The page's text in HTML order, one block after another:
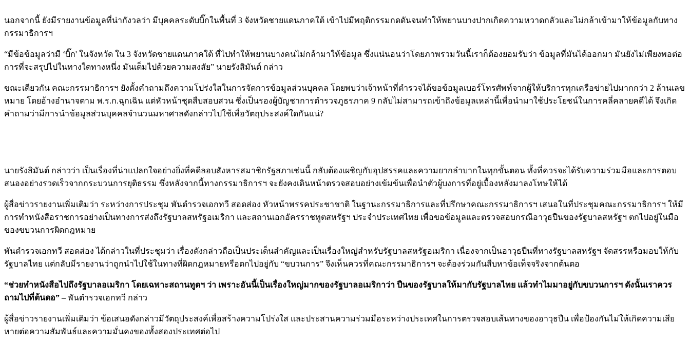
นอกจากนี้ ยังมีรายงานข้อมูลที่น่ากังวลว่า มีบุคคลระดับบิ๊กในพื้นที่ 3 จังหวัดชายแดนภาคใต้ เข้าไปมีพฤติกรรมกดดันจนทำให้พยานบางปากเกิดความหวาดกลัวและไม่กล้าเข้ามาให้ข้อมูลกับทาง
กรรมาธิการฯ
“มีข้อข้อมูลว่ามี ‘บิ๊ก' ในจังหวัด ใน 3 จังหวัดชายแดนภาคใต้ ที่ไปทำให้พยานบางคนไม่กล้ามาให้ข้อมูล ซึ่งแน่นอนว่าโดยภาพรวมวันนี้เราก็ต้องยอมรับว่า ข้อมูลที่มันได้ออกมา มันยังไม่เพียงพอต่อ
การที่จะสรุปไปในทางใดทางหนึ่ง มันเต็มไปด้วยความสงสัย” นายรังสิมันต์ กล่าว
ขณะเดียวกัน คณะกรรมาธิการฯ ยังตั้งคำถามถึงความโปร่งใสในการจัดการข้อมูลส่วนบุคคล โดยพบว่าเจ้าหน้าที่ตำรวจได้ขอข้อมูลเบอร์โทรศัพท์จากผู้ให้บริการทุกเครือข่ายไปมากกว่า 2 ล้านเลข
หมาย โดยอ้างอำนาจตาม พ.ร.ก.ฉุกเฉิน แต่หัวหน้าชุดสืบสอบสวน ซึ่งเป็นรองผู้บัญชาการตำรวจภูธรภาค 9 กลับไม่สามารถเข้าถึงข้อมูลเหล่านี้เพื่อนำมาใช้ประโยชน์ในการคลี่คลายคดีได้ จึงเกิด
คำถามว่ามีการนำข้อมูลส่วนบุคคลจำนวนมหาศาลดังกล่าวไปใช้เพื่อวัตถุประสงค์ใดกันแน่?
นายรังสิมันต์ กล่าวว่า เป็นเรื่องที่น่าแปลกใจอย่างยิ่งที่คดีลอบสังหารสมาชิกรัฐสภาเช่นนี้ กลับต้องเผชิญกับอุปสรรคและความยากลำบากในทุกขั้นตอน ทั้งที่ควรจะได้รับความร่วมมือและการตอบ
สนองอย่างรวดเร็วจากกระบวนการยุติธรรม ซึ่งหลังจากนี้ทางกรรมาธิการฯ จะยังคงเดินหน้าตรวจสอบอย่างเข้มข้นเพื่อนำตัวผู้บงการที่อยู่เบื้องหลังมาลงโทษให้ได้
ผู้สื่อข่าวรายงานเพิ่มเติมว่า ระหว่างการประชุม พันตำรวจเอกทวี สอดส่อง หัวหน้าพรรคประชาชาติ ในฐานะกรรมาธิการและที่ปรึกษาคณะกรรมาธิการฯ เสนอในที่ประชุมคณะกรรมาธิการฯ ให้มี
การทำหนังสือราชการอย่างเป็นทางการส่งถึงรัฐบาลสหรัฐอเมริกา และสถานเอกอัครราชทูตสหรัฐฯ ประจำประเทศไทย เพื่อขอข้อมูลและตรวจสอบกรณีอาวุธปืนของรัฐบาลสหรัฐฯ ตกไปอยู่ในมือ
ของขบวนการผิดกฎหมาย
พันตำรวจเอกทวี สอดส่อง ได้กล่าวในที่ประชุมว่า เรื่องดังกล่าวถือเป็นประเด็นสำคัญและเป็นเรื่องใหญ่สำหรับรัฐบาลสหรัฐอเมริกา เนื่องจากเป็นอาวุธปืนที่ทางรัฐบาลสหรัฐฯ จัดสรรหรือมอบให้กับ
รัฐบาลไทย แต่กลับมีรายงานว่าถูกนำไปใช้ในทางที่ผิดกฎหมายหรือตกไปอยู่กับ “ขบวนการ” จึงเห็นควรที่คณะกรรมาธิการฯ จะต้องร่วมกันสืบหาข้อเท็จจริงจากต้นตอ
“ช่วยทำหนังสือไปถึงรัฐบาลอเมริกา โดยเฉพาะสถานทูตฯ ว่า เพราะอันนี้เป็นเรื่องใหญ่มากของรัฐบาลอเมริกาว่า ปืนของรัฐบาลให้มากับรัฐบาลไทย แล้วทำไมมาอยู่กับขบวนการฯ ดังนั้นเราควร
ถามไปที่ต้นตอ” – พันตำรวจเอกทวี กล่าว
ผู้สื่อข่าวรายงานเพิ่มเติมว่า ข้อเสนอดังกล่าวมีวัตถุประสงค์เพื่อสร้างความโปร่งใส และประสานความร่วมมือระหว่างประเทศในการตรวจสอบเส้นทางของอาวุธปืน เพื่อป้องกันไม่ให้เกิดความเสีย
หายต่อความสัมพันธ์และความมั่นคงของทั้งสองประเทศต่อไป